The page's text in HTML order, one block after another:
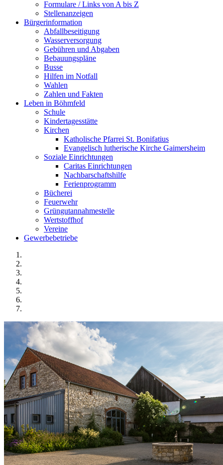
Formulare / Links von A bis Z
Stellenanzeigen
Bürgerinformation
Abfallbeseitigung
Wasserversorgung
Gebühren und Abgaben
Bebauungspläne
Busse
Hilfen im Notfall
Wahlen
Zahlen und Fakten
Leben in Böhmfeld
Schule
Kindertagesstätte
Kirchen
Katholische Pfarrei St. Bonifatius
Evangelisch lutherische Kirche Gaimersheim
Soziale Einrichtungen
Caritas Einrichtungen
Nachbarschaftshilfe
Ferienprogramm
Bücherei
Feuerwehr
Grüngutannahmestelle
Wertstoffhof
Vereine
Gewerbebetriebe